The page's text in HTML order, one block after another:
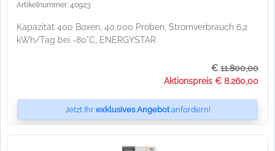
Artikelnummer: 40923
Kapazität 400 Boxen, 40.000 Proben, Stromverbrauch 6,2
kWh/Tag bei -80°C, ENERGYSTAR
€ 11.800,00
Aktionspreis € 8.260,00
Jetzt Ihr exklusives Angebotanfordern!